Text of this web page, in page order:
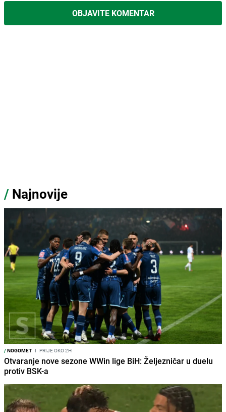
OBJAVITE KOMENTAR
/ Najnovije
/NOGOMET I PRIJE OKO 2H
Otvaranje nove sezone WWin lige BiH: Željezničar u duelu
protiv BSK-a